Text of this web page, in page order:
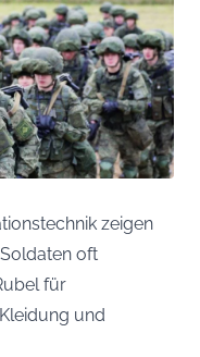
zeigen
oft
für
und